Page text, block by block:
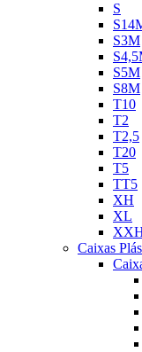
S
S3M
S5M
S8M
T10
T2
T2,5
T20
T5
TT5
XH
XL
Caixas